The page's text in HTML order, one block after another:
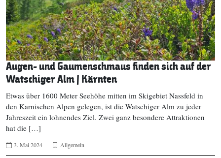
Augen- und Gaumenschmaus finden sich auf der
Watschiger Alm | Kärnten
Etwas über 1600 Meter Seehöhe mitten im Skigebiet Nassfeld in
den Karnischen Alpen gelegen, ist die Watschiger Alm zu jeder
Jahreszeit ein lohnendes Ziel. Zwei ganz besondere Attraktionen
hat die […]
3. Mai 2024 Allgemein